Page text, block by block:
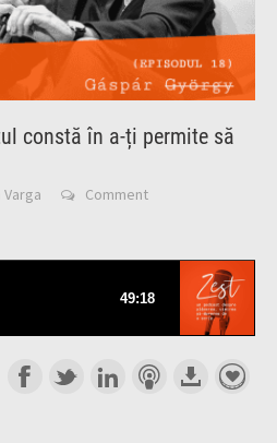
constă în a-ți permite să
Varga Comment